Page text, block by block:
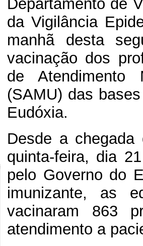
Departamento de
da Vigilância
manhã desta
vacinação dos
de Atendimento
(SAMU) das
Eudóxia.
Desde a
quinta-feira, dia
pelo Governo do
imunizante, as
vacinaram 863
atendimento a